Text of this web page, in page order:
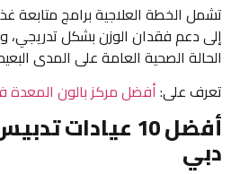
تشمل الخطة العلاجية برامج متابعة
إلى دعم فقدان الوزن بشكل تدريجي،
الحالة الصحية العامة على المدى
تعرف على:أفضل مركز بالون
أفضل 10 عيادات
دبي